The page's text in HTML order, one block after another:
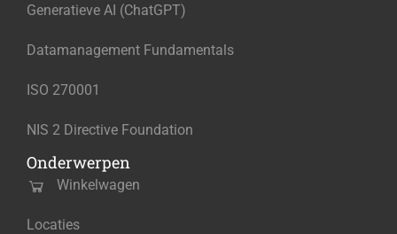
Generatieve AI (ChatGPT)
Datamanagement Fundamentals
ISO 270001
NIS 2 Directive Foundation
Onderwerpen
Winkelwagen
Locaties